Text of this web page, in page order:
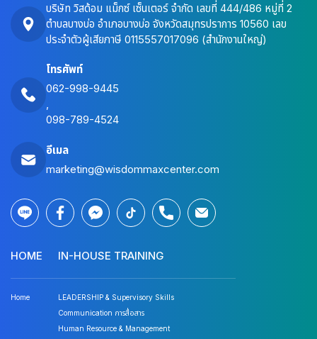
บริษัท วิสด้อม แม็กซ์ เซ็นเตอร์ จำกัด เลขที่ 444/486 หมู่ที่ 2
ตำบลบางบ่อ อำเภอบางบ่อ จังหวัดสมุทรปราการ 10560 เลข
ประจำตัวผู้เสียภาษี 0115557017096 (สำนักงานใหญ่)
โทรศัพท์
062-998-9445
,
098-789-4524
อีเมล
marketing@wisdommaxcenter.com
HOME
Home
IN-HOUSE TRAINING
LEADERSHIP & Supervisory Skills
Communication การสื่อสาร
Human Resource & Management